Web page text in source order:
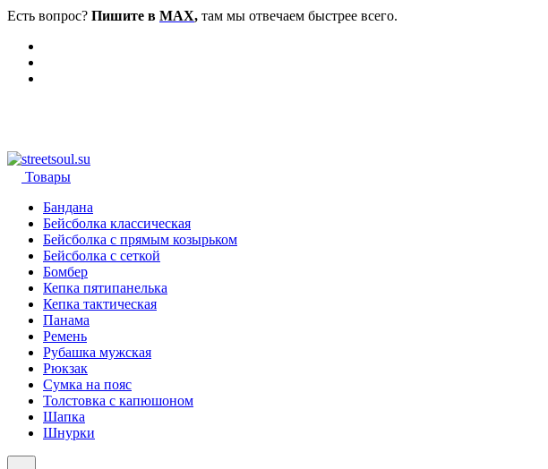
Есть вопрос? Пишите в MAX, там мы отвечаем быстрее всего.
Товары
Бандана
Бейсболка классическая
Бейсболка с прямым козырьком
Бейсболка с сеткой
Бомбер
Кепка пятипанелька
Кепка тактическая
Панама
Ремень
Рубашка мужская
Рюкзак
Сумка на пояс
Толстовка с капюшоном
Шапка
Шнурки